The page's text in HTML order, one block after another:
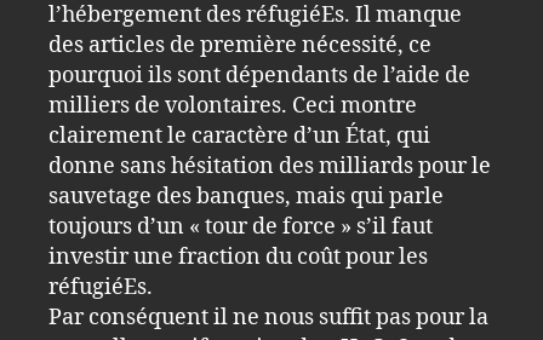
l’hébergement des réfugiéEs. Il manque
des articles de première nécessité, ce
pourquoi ils sont dépendants de l’aide de
milliers de volontaires. Ceci montre
clairement le caractère d’un État, qui
donne sans hésitation des milliards pour le
sauvetage des banques, mais qui parle
toujours d’un « tour de force » s’il faut
investir une fraction du coût pour les
réfugiéEs.
Par conséquent il ne nous suffit pas pour la